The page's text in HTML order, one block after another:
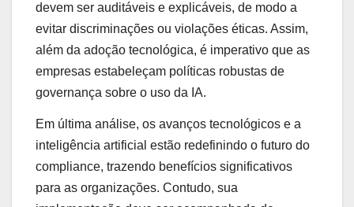
devem ser auditáveis e explicáveis, de modo a
evitar discriminações ou violações éticas. Assim,
além da adoção tecnológica, é imperativo que as
empresas estabeleçam políticas robustas de
governança sobre o uso da IA.
Em última análise, os avanços tecnológicos e a
inteligência artificial estão redefinindo o futuro do
compliance, trazendo benefícios significativos
para as organizações. Contudo, sua